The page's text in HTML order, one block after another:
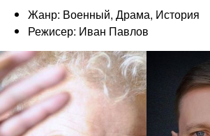
Жанр: Военный, Драма, История
Режисер: Иван Павлов